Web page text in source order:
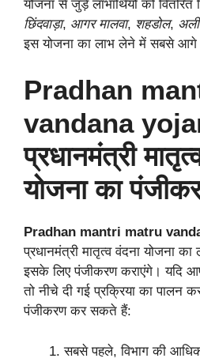
योजना से जुड़े लाभार्थियों को
छिंदवाड़ा, आगर मालवा, शहडोल,
इस योजना का लाभ लेने में सबसे आगे
Pradhan
vandana
प्रधानमंत्री
योजना का
Pradhan mantri matru
प्रधानमंत्री मातृत्व वंदना योजना
इसके लिए पंजीकरण कराएंगे। यदि
तो नीचे दी गई प्रक्रिया का
पंजीकरण कर सकते हैं:
सबसे पहले, विभाग की